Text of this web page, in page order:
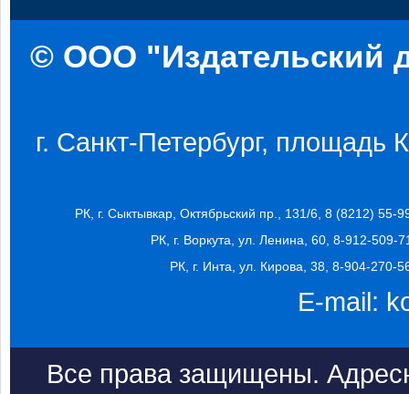
© ООО "Издательский
г. Санкт-Петербург, площадь
РК, г. Сыктывкар, Октябрьский пр., 131/6, 8 (8212) 55-
РК, г. Воркута, ул. Ленина, 60, 8-912-509-
РК, г. Инта, ул. Кирова, 38, 8-904-270-
E-mail:
Все права защищены.